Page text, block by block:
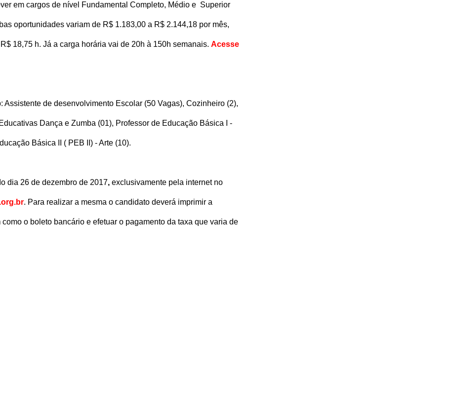
em cargos de nível Fundamental Completo, Médio e Superior
oportunidades variam de R$ 1.183,00 a R$ 2.144,18 por mês,
18,75 h. Já a carga horária vai de 20h à 150h semanais. Acesse
Assistente de desenvolvimento Escolar (50 Vagas), Cozinheiro (2),
Dança e Zumba (01), Professor de Educação Básica I -
Básica II ( PEB II) - Arte (10).
dia 26 de dezembro de 2017, exclusivamente pela internet no
. Para realizar a mesma o candidato deverá imprimir a
o boleto bancário e efetuar o pagamento da taxa que varia de